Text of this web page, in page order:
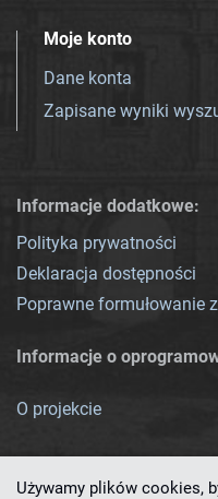
Moje konto
Dane konta
Zapisane wyniki
Informacje dodatkowe:
Polityka prywatności
Deklaracja dostępności
Poprawne formułowanie
Informacje o
O projekcie
Używamy plików cookies,